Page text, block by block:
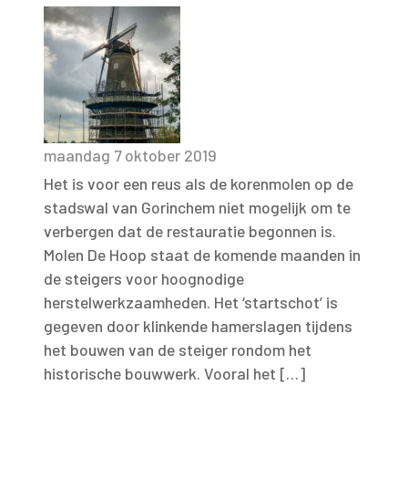
maandag 7 oktober 2019
Het is voor een reus als de korenmolen op de
stadswal van Gorinchem niet mogelijk om te
verbergen dat de restauratie begonnen is.
Molen De Hoop staat de komende maanden in
de steigers voor hoognodige
herstelwerkzaamheden. Het ‘startschot’ is
gegeven door klinkende hamerslagen tijdens
het bouwen van de steiger rondom het
historische bouwwerk. Vooral het […]